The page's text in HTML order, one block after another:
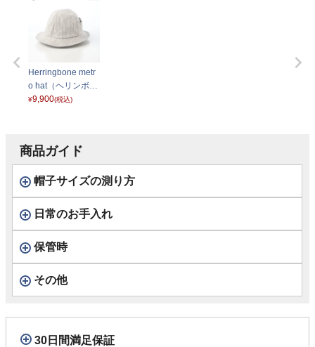
Herringbone metr
o hat（ヘリンボー
ン メトロハット）
¥9,900(税込)
商品ガイド
帽子サイズの測り方
日常のお手入れ
保管時
その他
30日間満足保証